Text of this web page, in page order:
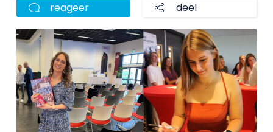
reageer deel